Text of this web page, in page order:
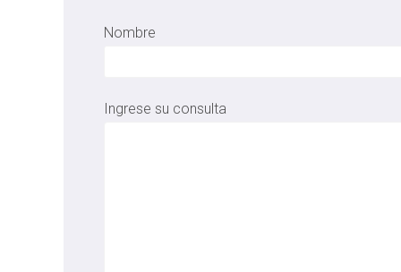
Nombre
Ingrese su consulta